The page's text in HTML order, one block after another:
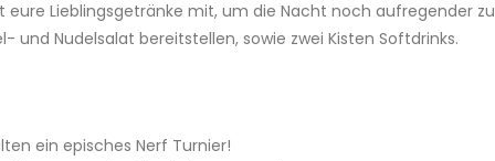
eure Lieblingsgetränke mit, um die Nacht noch aufregender zu
und Nudelsalat bereitstellen, sowie zwei Kisten Softdrinks.
ein episches Nerf Turnier!